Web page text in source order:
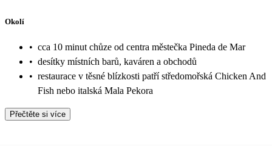
Okolí
• cca 10 minut chůze od centra městečka Pineda de Mar
• desítky místních barů, kaváren a obchodů
• restaurace v těsné blízkosti patří středomořská Chicken And
Fish nebo italská Mala Pekora
Přečtěte si více